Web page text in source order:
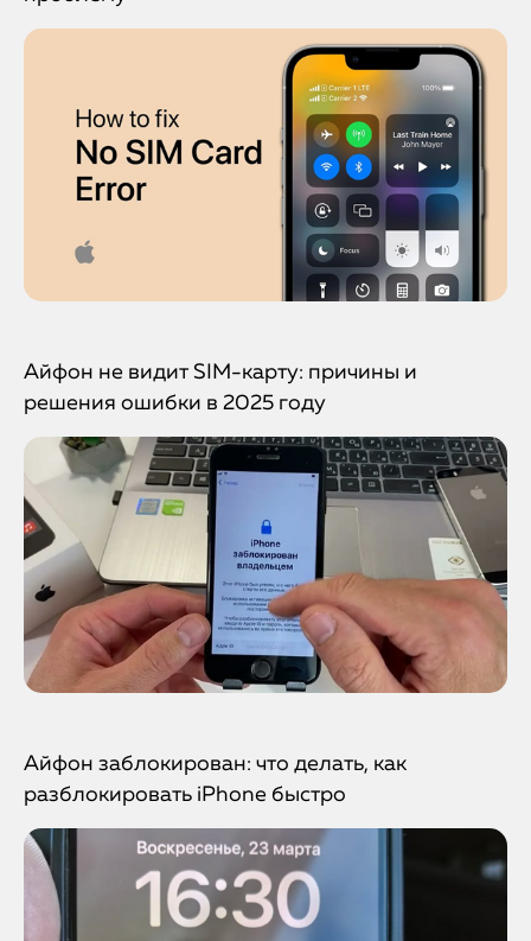
Айфон не видит SIM-карту: причины и
решения ошибки в 2025 году
Айфон заблокирован: что делать, как
разблокировать iPhone быстро